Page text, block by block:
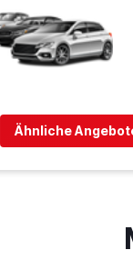
Ähnliche